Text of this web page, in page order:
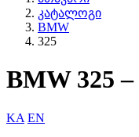
კატალოგი
BMW
325
BMW 325
KA EN